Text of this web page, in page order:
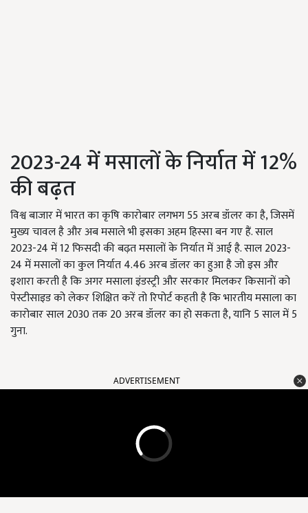
2023-24 में मसालों के निर्यात में 12%
की बढ़त
विश्व बाजार में भारत का कृषि कारोबार लगभग 55 अरब डॉलर का है, जिसमें
मुख्य चावल है और अब मसाले भी इसका अहम हिस्सा बन गए हैं. साल
2023-24 में 12 फिसदी की बढ़त मसालों के निर्यात में आई है. साल 2023-
24 में मसालों का कुल निर्यात 4.46 अरब डॉलर का हुआ है जो इस और
इशारा करती है कि अगर मसाला इंडस्ट्री और सरकार मिलकर किसानों को
पेस्टीसाइड को लेकर शिक्षित करें तो रिपोर्ट कहती है कि भारतीय मसाला का
कारोबार साल 2030 तक 20 अरब डॉलर का हो सकता है, यानि 5 साल में 5
गुना.
ADVERTISEMENT